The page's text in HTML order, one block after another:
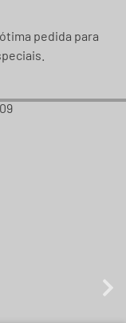
pedida para